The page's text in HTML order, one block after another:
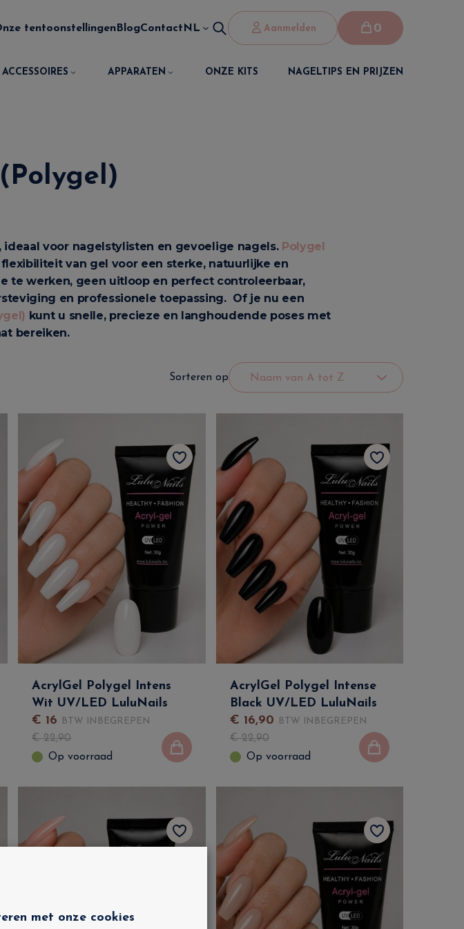
tentoonstellingen BlogContact NL Aanmelden 0
ACCESSOIRES APPARATEN ONZE KITS NAGELTIPS EN PRIJZEN
ideaal voor nagelstylisten en gevoelige nagels. Polygel
van gel voor een sterke, natuurlijke en
te werken, geen uitloop en perfect controleerbaar,
en professionele toepassing. Of je nu een
kunt u snelle, precieze en langhoudende poses met
bereiken.
Sorteren op
AcrylGel Polygel Intens
Wit UV/LED LuluNails
€ 16 BTW INBEGREPEN
€22,90
Op voorraad
AcrylGel Polygel Intense
Black UV/LED LuluNails
€ 16,90 BTW INBEGREPEN
€22,90
Op voorraad
met onze cookies